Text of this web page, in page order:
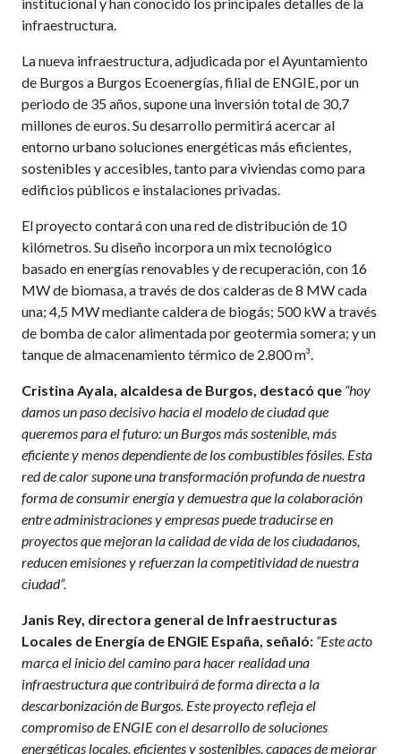
infraestructura.
La nueva infraestructura, adjudicada por el Ayuntamiento
de Burgos a Burgos Ecoenergías, filial de ENGIE, por un
periodo de 35 años, supone una inversión total de 30,7
millones de euros. Su desarrollo permitirá acercar al
entorno urbano soluciones energéticas más eficientes,
sostenibles y accesibles, tanto para viviendas como para
edificios públicos e instalaciones privadas.
El proyecto contará con una red de distribución de 10
kilómetros. Su diseño incorpora un mix tecnológico
basado en energías renovables y de recuperación, con 16
MW de biomasa, a través de dos calderas de 8 MW cada
una; 4,5 MW mediante caldera de biogás; 500 kW a través
de bomba de calor alimentada por geotermia somera; y un
tanque de almacenamiento térmico de 2.800 m³.
Cristina Ayala, alcaldesa de Burgos, destacó que “hoy
damos un paso decisivo hacia el modelo de ciudad que
queremos para el futuro: un Burgos más sostenible, más
eficiente y menos dependiente de los combustibles fósiles. Esta
red de calor supone una transformación profunda de nuestra
forma de consumir energía y demuestra que la colaboración
entre administraciones y empresas puede traducirse en
proyectos que mejoran la calidad de vida de los ciudadanos,
reducen emisiones y refuerzan la competitividad de nuestra
ciudad”.
Janis Rey, directora general de Infraestructuras
Locales de Energía de ENGIE España, señaló: “Este acto
marca el inicio del camino para hacer realidad una
infraestructura que contribuirá de forma directa a la
descarbonización de Burgos. Este proyecto refleja el
compromiso de ENGIE con el desarrollo de soluciones
energéticas locales, eficientes y sostenibles, capaces de mejorar